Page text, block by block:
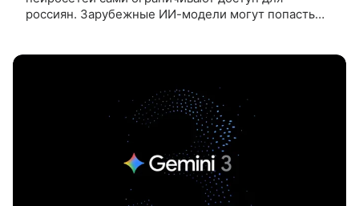
россиян. Зарубежные ИИ-модели могут попасть